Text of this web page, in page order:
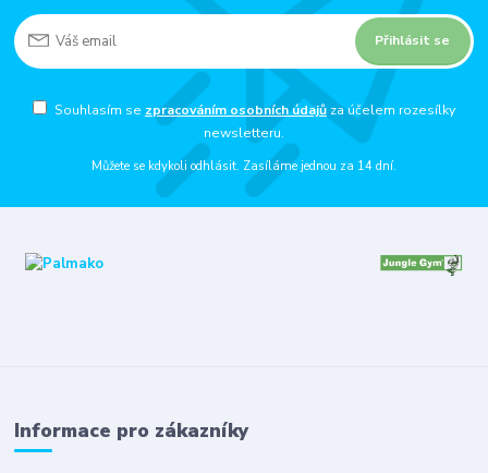
Přihlásit se
Souhlasím se zpracováním osobních údajůza účelem rozesílky
newsletteru.
Můžete se kdykoli odhlásit. Zasíláme jednou za 14 dní.
Informace pro zákazníky